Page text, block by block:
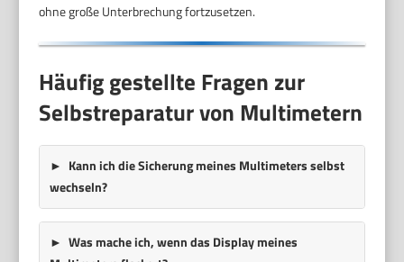
ohne große Unterbrechung fortzusetzen.
Häufig gestellte Fragen zur
Selbstreparatur von Multimetern
Kann ich die Sicherung meines Multimeters selbst
wechseln?
Was mache ich, wenn das Display meines